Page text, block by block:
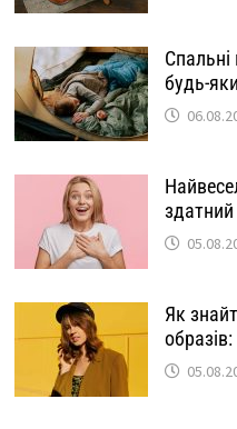
будь-
здатний
Як